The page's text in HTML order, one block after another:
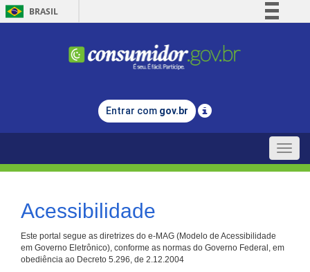
BRASIL
Comunica BR
Legislação
Entrar com gov.br
Toggle
Acessibilidade
Este portal segue as diretrizes do e-MAG (Modelo de Acessibilidade
em Governo Eletrônico), conforme as normas do Governo Federal, em
obediência ao Decreto 5.296, de 2.12.2004